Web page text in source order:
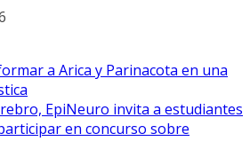
a Arica y Parinacota en una
EpiNeuro invita a estudiantes
en concurso sobre